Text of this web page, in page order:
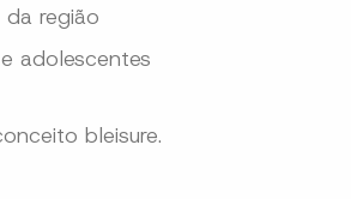
região
adolescentes
bleisure.